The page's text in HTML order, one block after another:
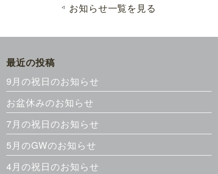
お知らせ一覧を見る
最近の投稿
9月の祝日のお知らせ
お盆休みのお知らせ
7月の祝日のお知らせ
5月のGWのお知らせ
4月の祝日のお知らせ